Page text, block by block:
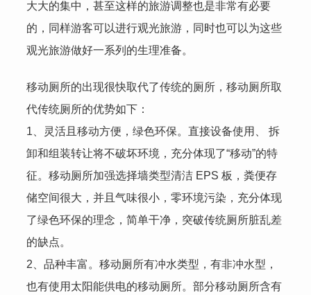
大大的集中，甚至这样的旅游调整也是非常有必要
的，同样游客可以进行观光旅游，同时也可以为这些
观光旅游做好一系列的生理准备。
移动厕所的出现很快取代了传统的厕所，移动厕所取
代传统厕所的优势如下：
1、灵活且移动方便，绿色环保。直接设备使用、 拆
卸和组装转让将不破坏环境，充分体现了“移动”的特
征。移动厕所加强选择墙类型清洁 EPS 板，粪便存
储空间很大，并且气味很小，零环境污染，充分体现
了绿色环保的理念，简单干净，突破传统厕所脏乱差
的缺点。
2、品种丰富。移动厕所有冲水类型，有非冲水型，
也有使用太阳能供电的移动厕所。部分移动厕所含有